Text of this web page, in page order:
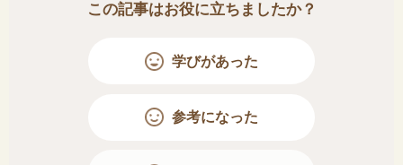
この記事はお役に立ちましたか？
学びがあった
参考になった